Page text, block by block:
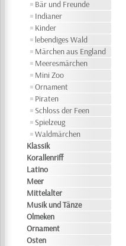
Bär und Freunde
Indianer
Kinder
lebendiges Wald
Märchen aus England
Meeresmärchen
Mini Zoo
Ornament
Piraten
Schloss der Feen
Spielzeug
Waldmärchen
Klassik
Korallenriff
Latino
Meer
Mittelalter
Musik und Tänze
Olmeken
Ornament
Osten